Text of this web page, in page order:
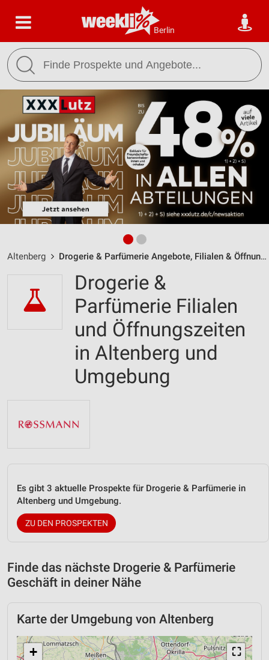
Berlin
Altenberg Drogerie & Parfümerie Angebote, Filialen & Öffnungszeiten
Drogerie &
Parfümerie Filialen
und Öffnungszeiten
in Altenberg und
Umgebung
Es gibt 3 aktuelle Prospekte für Drogerie & Parfümerie in
Altenberg und Umgebung.
ZU DEN PROSPEKTEN
Finde das nächste Drogerie & Parfümerie
Geschäft in deiner Nähe
Karte der Umgebung von Altenberg
⛶
+